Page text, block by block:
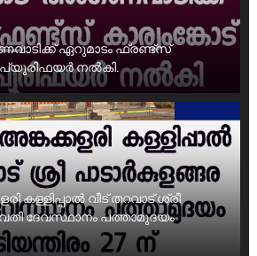
ഏറുമാടം ഫ്രണ്ട്സ്
പ്യൂരിഫയർ നൽകി.
കള്ളിപ്പാൽ വീട് തറവാട് ശ്രീ
ദേവസ്ഥാനം പത്താമുദയം